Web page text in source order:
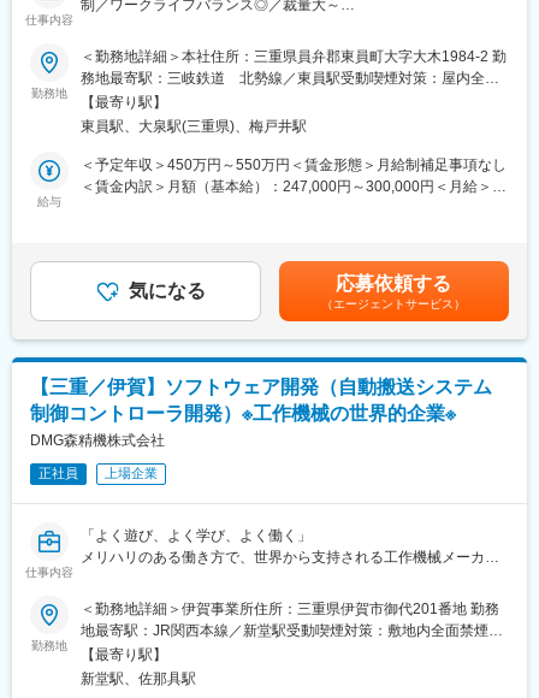
仕事内容
制／ワークライフバランス◎／裁量大～
する仕事がしたい」そんな方を歓迎します。
当社の社内IT担当として、社員が快適に業務を進められるよう、
PCやシステムに関するサポート業務をお任せします。ITの実務経
験は問いません。入社後は簡単な業務からスタートし、段階的に
スキルを身につけられる環境です。
■仕事内容
社員からのPC・Officeソフトに関する問い合わせ対応
社内システムに関するサポート対応
PCのキッティング（初期設定・セットアップ）
ITベンダーとの連絡・調整業務
業務改善に向けたサポート業務
入社後は、PC設定や簡単な問い合わせ対応など取り組みやすい業
務からスタート。先輩社員のサポートを受けながら、社内システ
ムや業務の理解を深め、少しずつ担当領域を広げていただきま
す。
■未経験でも安心の環境◎
ITの実務経験は必要ありません。
新しいことを学ぶ意欲
分からないことを積極的に質問できる姿勢
周囲とコミュニケーションを取りながら仕事を進める力
です。社員から「ありがとう」と感謝される機会も多く、人の役
勤務地
＜勤務地詳細＞本社住所：三重県員弁郡東員町大字大木1984-2 勤
務地最寄駅：三岐鉄道 北勢線／東員駅受動喫煙対策：屋内全面
禁煙変更の範囲：無
【最寄り駅】
東員駅、大泉駅(三重県)、梅戸井駅
給与
＜予定年収＞450万円～550万円＜賃金形態＞月給制補足事項なし
＜賃金内訳＞月額（基本給）：247,000円～300,000円＜月給＞
があります。月給(月額)は固定手当を含めた表記です。
気になる 応募依頼する
（エージェントサービス）
【三重／伊賀】ソフトウェア開発（自動搬送システム
制御コントローラ開発）※工作機械の世界的企業※
DMG森精機株式会社
正社員 上場企業
仕事内容
「よく遊び、よく学び、よく働く」
メリハリのある働き方で、世界から支持される工作機械メーカー
◎研修で早期に学習が進みます
◎社食や社宅も完備
■業務内容：
ロボット／AGV（無人搬送車）／AMR（自立走行ロボット）等を
勤務地
＜勤務地詳細＞伊賀事業所住所：三重県伊賀市御代201番地 勤務
地最寄駅：JR関西本線／新堂駅受動喫煙対策：敷地内全面禁煙変
更の範囲：会社の定める事業所
【最寄り駅】
新堂駅、佐那具駅